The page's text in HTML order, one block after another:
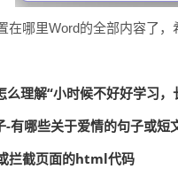
在哪里Word的全部内容了，
么理解“小时候不好好学习
-有哪些关于爱情的句子或短
拦截页面的html代码